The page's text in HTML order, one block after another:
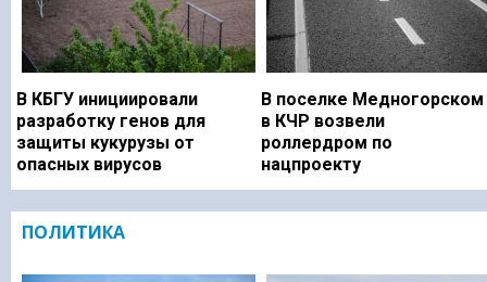
В КБГУ инициировали
разработку генов для
защиты кукурузы от
опасных вирусов
В поселке Медногорском
в КЧР возвели
роллердром по
нацпроекту
ПОЛИТИКА